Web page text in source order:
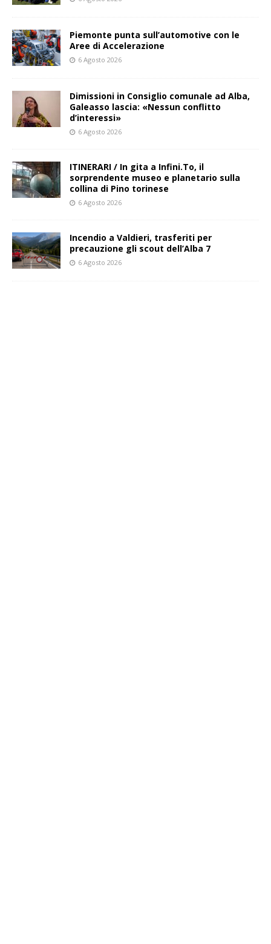
Piemonte punta sull’automotive con le
Aree di Accelerazione
6 Agosto 2026
Dimissioni in Consiglio comunale ad Alba,
Galeasso lascia: «Nessun conflitto
d’interessi»
6 Agosto 2026
ITINERARI / In gita a Infini.To, il
sorprendente museo e planetario sulla
collina di Pino torinese
6 Agosto 2026
Incendio a Valdieri, trasferiti per
precauzione gli scout dell’Alba 7
6 Agosto 2026